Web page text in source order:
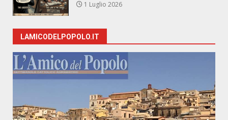
1 Luglio 2026
LAMICODELPOPOLO.IT